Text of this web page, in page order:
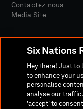
Contactez-nous
Media Site
Site Média
Politique De
Six Nations
Hey there! Just to
to enhance your
personalise
analyse our
'accept' to